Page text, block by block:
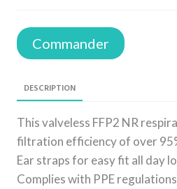
Commander
DESCRIPTION
This valveless FFP2 NR
filtration efficiency of over
Ear straps for easy fit all day
Complies with PPE